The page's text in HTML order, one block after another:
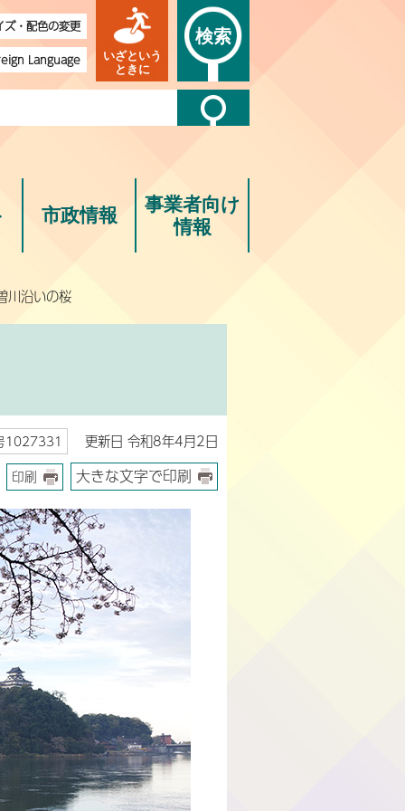
ズ・配色の変更
Language
いざという
ときに
検索
市政情報
事業者向け
情報
沿いの桜
1027331 更新日 令和8年4月2日
印刷 大きな文字で印刷